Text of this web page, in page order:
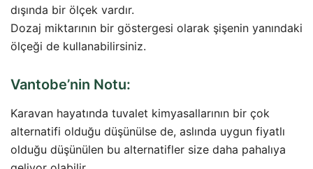
dışında bir ölçek vardır.
Dozaj miktarının bir göstergesi olarak şişenin yanındaki
ölçeği de kullanabilirsiniz.
Vantobe’nin Notu:
Karavan hayatında tuvalet kimyasallarının bir çok
alternatifi olduğu düşünülse de, aslında uygun fiyatlı
olduğu düşünülen bu alternatifler size daha pahalıya